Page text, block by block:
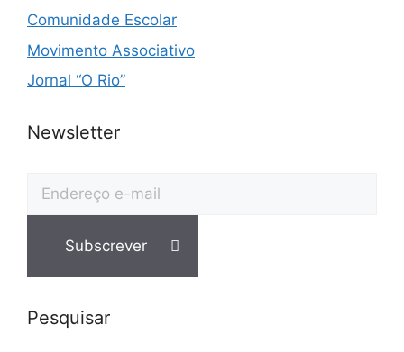
Comunidade Escolar
Movimento Associativo
Jornal “O Rio”
Newsletter
Pesquisar